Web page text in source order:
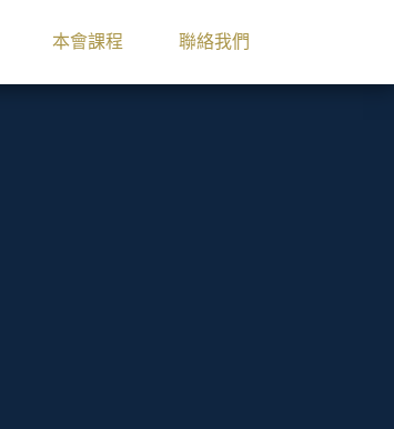
本會課程 聯絡我們